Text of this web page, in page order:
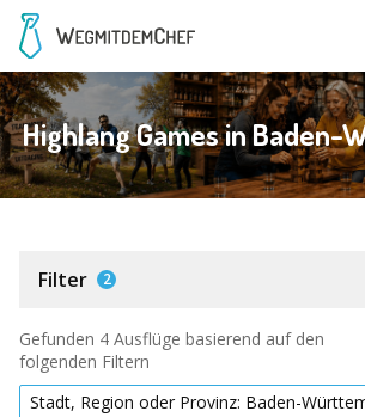
Highlang Games in Baden-
Filter 2
Gefunden 4 Ausflüge basierend auf den
folgenden Filtern
Stadt, Region oder Provinz: Baden-